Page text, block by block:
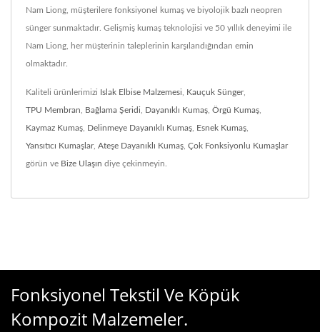
Nam Liong, müşterilere fonksiyonel kumaş ve biyolojik bazlı neopren
sünger sunmaktadır. Gelişmiş kumaş teknolojisi ve 50 yıllık deneyimi ile
Nam Liong, her müşterinin taleplerinin karşılandığından emin
olmaktadır.
Kaliteli ürünlerimizi Islak Elbise Malzemesi Kauçuk Sünger,
TPU Membran Bağlama Şeridi Dayanıklı Kumaş Örgü Kumaş
Kaymaz Kumaş Delinmeye Dayanıklı Kumaş Esnek Kumaş
Yansıtıcı Kumaşlar, Ateşe Dayanıklı Kumaş Çok Fonksiyonlu Kumaşlar
görün ve Bize Ulaşın diye çekinmeyin.
Fonksiyonel Tekstil Ve Köpük
Kompozit Malzemeler.